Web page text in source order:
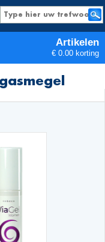
Artikelen
€ 0.00 korting